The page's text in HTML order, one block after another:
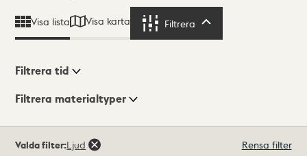
Visa lista Visa karta Filtrera
Visningsläge
Filtrera tid
Filtrera materialtyper
träffar
Valda filter:Ljud Rensa filter